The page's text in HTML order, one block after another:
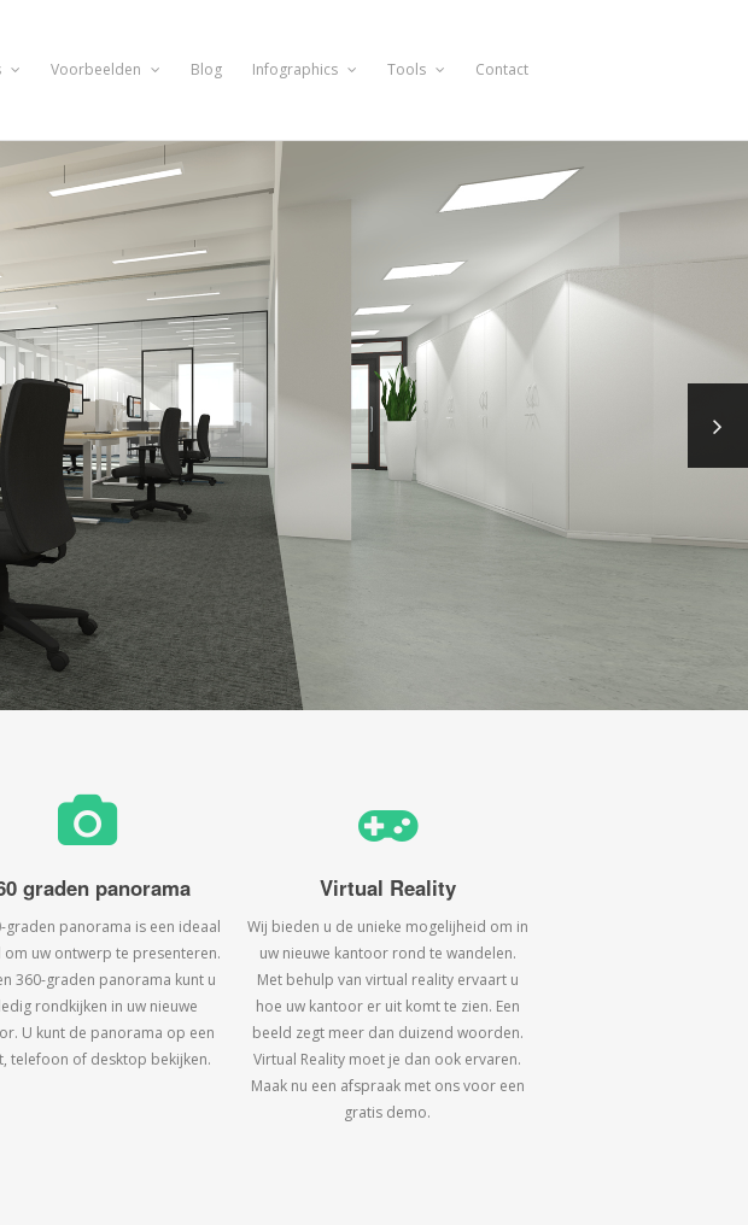
Voorbeelden Blog Infographics Tools Contact
graden panorama
graden panorama is een ideaal
om uw ontwerp te presenteren.
360-graden panorama kunt u
rondkijken in uw nieuwe
U kunt de panorama op een
telefoon of desktop bekijken.
Virtual Reality
Wij bieden u de unieke mogelijheid om in
uw nieuwe kantoor rond te wandelen.
Met behulp van virtual reality ervaart u
hoe uw kantoor er uit komt te zien. Een
beeld zegt meer dan duizend woorden.
Virtual Reality moet je dan ook ervaren.
Maak nu een afspraak met ons voor een
gratis demo.